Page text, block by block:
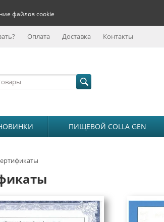
файлов cookie
Оплата Доставка Контакты
ПИЩЕВОЙ COLLA GEN